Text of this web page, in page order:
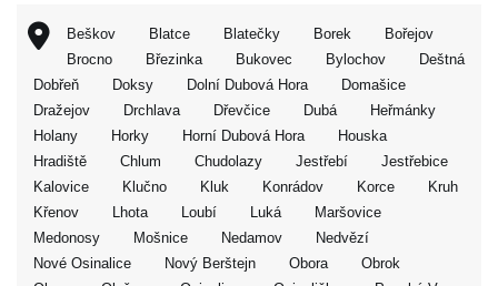
Beškov Blatce Blatečky Borek
Bořejov
Brocno
Březinka Bukovec Bylochov
Deštná
Dobřeň
Doksy Dolní Dubová Hora
Domašice
Dražejov
Drchlava Dřevčice Dubá
Heřmánky
Holany
Horky Horní Dubová Hora
Houska
Hradiště
Chlum Chudolazy Jestřebí
Jestřebice
Kalovice
Klučno Kluk Konrádov Korce
Kruh
Křenov
Lhota Loubí Luká
Maršovice
Medonosy
Mošnice Nedamov
Nedvězí
Nové Osinalice
Nový Berštejn Obora
Obrok